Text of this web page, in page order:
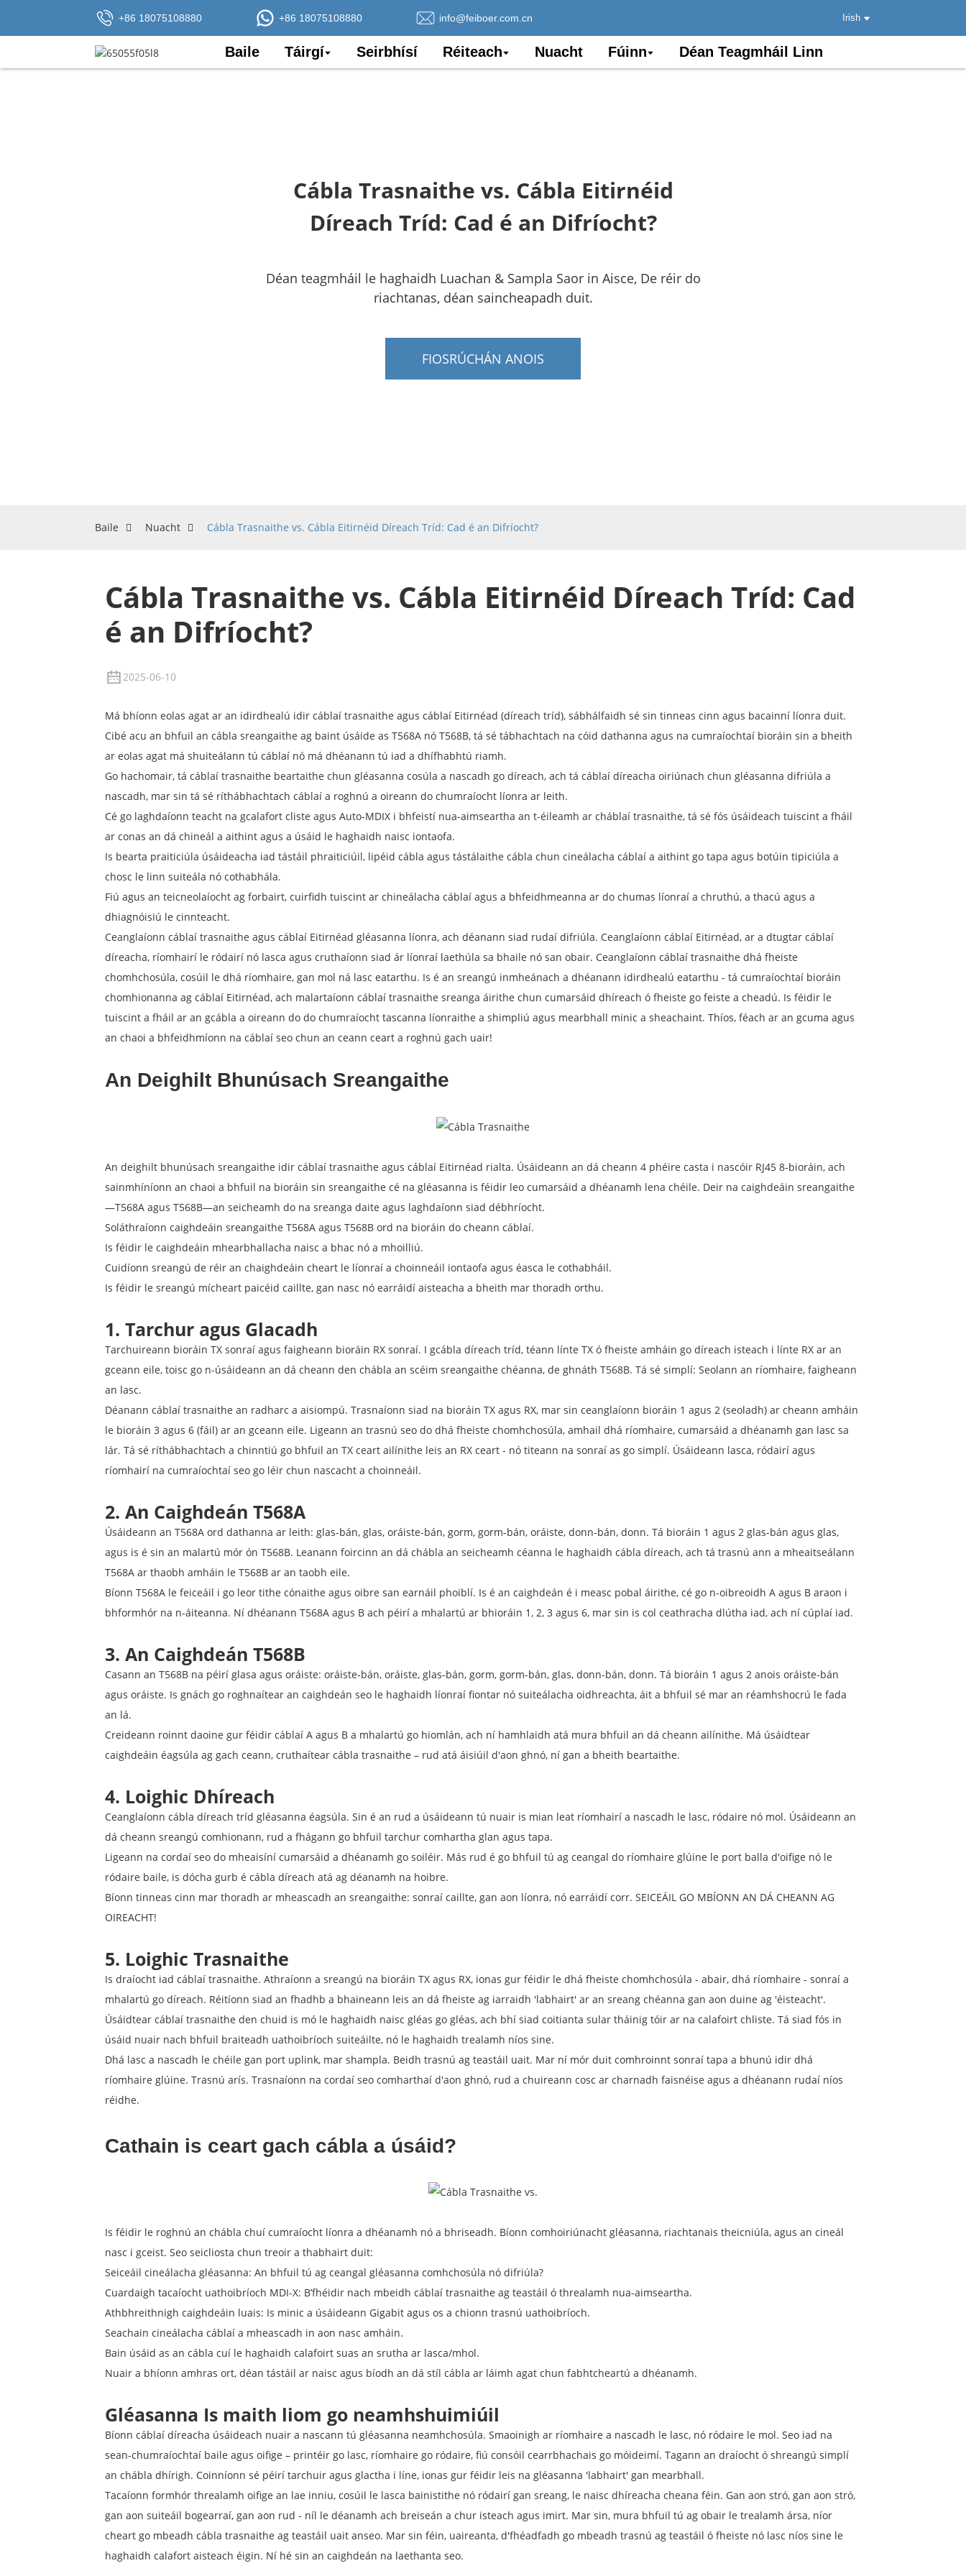
+86 18075108880 +86 18075108880 info@feiboer.com.cn Irish
Baile Táirgí Seirbhísí Réiteach Nuacht Fúinn Déan Teagmháil Linn
Cábla Trasnaithe vs. Cábla Eitirnéid
Díreach Tríd: Cad é an Difríocht?
Déan teagmháil le haghaidh Luachan & Sampla Saor in Aisce, De réir do
riachtanas, déan saincheapadh duit.
FIOSRÚCHÁN ANOIS
Baile Nuacht Cábla Trasnaithe vs. Cábla Eitirnéid Díreach Tríd: Cad é an Difríocht?
Cábla Trasnaithe vs. Cábla Eitirnéid Díreach Tríd: Cad
é an Difríocht?
2025-06-10
Má bhíonn eolas agat ar an idirdhealú idir cáblaí trasnaithe agus cáblaí Eitirnéad (díreach tríd), sábhálfaidh sé sin tinneas cinn agus bacainní líonra duit.
Cibé acu an bhfuil an cábla sreangaithe ag baint úsáide as T568A nó T568B, tá sé tábhachtach na cóid dathanna agus na cumraíochtaí bioráin sin a bheith
ar eolas agat má shuiteálann tú cáblaí nó má dhéanann tú iad a dhífhabhtú riamh.
Go hachomair, tá cáblaí trasnaithe beartaithe chun gléasanna cosúla a nascadh go díreach, ach tá cáblaí díreacha oiriúnach chun gléasanna difriúla a
nascadh, mar sin tá sé ríthábhachtach cáblaí a roghnú a oireann do chumraíocht líonra ar leith.
Cé go laghdaíonn teacht na gcalafort cliste agus Auto-MDIX i bhfeistí nua-aimseartha an t-éileamh ar cháblaí trasnaithe, tá sé fós úsáideach tuiscint a fháil
ar conas an dá chineál a aithint agus a úsáid le haghaidh naisc iontaofa.
Is bearta praiticiúla úsáideacha iad tástáil phraiticiúil, lipéid cábla agus tástálaithe cábla chun cineálacha cáblaí a aithint go tapa agus botúin tipiciúla a
chosc le linn suiteála nó cothabhála.
Fiú agus an teicneolaíocht ag forbairt, cuirfidh tuiscint ar chineálacha cáblaí agus a bhfeidhmeanna ar do chumas líonraí a chruthú, a thacú agus a
dhiagnóisiú le cinnteacht.
Ceanglaíonn cáblaí trasnaithe agus cáblaí Eitirnéad gléasanna líonra, ach déanann siad rudaí difriúla. Ceanglaíonn cáblaí Eitirnéad, ar a dtugtar cáblaí
díreacha, ríomhairí le ródairí nó lasca agus cruthaíonn siad ár líonraí laethúla sa bhaile nó san obair. Ceanglaíonn cáblaí trasnaithe dhá fheiste
chomhchosúla, cosúil le dhá ríomhaire, gan mol ná lasc eatarthu. Is é an sreangú inmheánach a dhéanann idirdhealú eatarthu - tá cumraíochtaí bioráin
chomhionanna ag cáblaí Eitirnéad, ach malartaíonn cáblaí trasnaithe sreanga áirithe chun cumarsáid dhíreach ó fheiste go feiste a cheadú. Is féidir le
tuiscint a fháil ar an gcábla a oireann do do chumraíocht tascanna líonraithe a shimpliú agus mearbhall minic a sheachaint. Thíos, féach ar an gcuma agus
an chaoi a bhfeidhmíonn na cáblaí seo chun an ceann ceart a roghnú gach uair!
An Deighilt Bhunúsach Sreangaithe
An deighilt bhunúsach sreangaithe idir cáblaí trasnaithe agus cáblaí Eitirnéad rialta. Úsáideann an dá cheann 4 phéire casta i nascóir RJ45 8-bioráin, ach
sainmhíníonn an chaoi a bhfuil na bioráin sin sreangaithe cé na gléasanna is féidir leo cumarsáid a dhéanamh lena chéile. Deir na caighdeáin sreangaithe
—T568A agus T568B—an seicheamh do na sreanga daite agus laghdaíonn siad débhríocht.
Soláthraíonn caighdeáin sreangaithe T568A agus T568B ord na bioráin do cheann cáblaí.
Is féidir le caighdeáin mhearbhallacha naisc a bhac nó a mhoilliú.
Cuidíonn sreangú de réir an chaighdeáin cheart le líonraí a choinneáil iontaofa agus éasca le cothabháil.
Is féidir le sreangú mícheart paicéid caillte, gan nasc nó earráidí aisteacha a bheith mar thoradh orthu.
1. Tarchur agus Glacadh
Tarchuireann bioráin TX sonraí agus faigheann bioráin RX sonraí. I gcábla díreach tríd, téann línte TX ó fheiste amháin go díreach isteach i línte RX ar an
gceann eile, toisc go n-úsáideann an dá cheann den chábla an scéim sreangaithe chéanna, de ghnáth T568B. Tá sé simplí: Seolann an ríomhaire, faigheann
an lasc.
Déanann cáblaí trasnaithe an radharc a aisiompú. Trasnaíonn siad na bioráin TX agus RX, mar sin ceanglaíonn bioráin 1 agus 2 (seoladh) ar cheann amháin
le bioráin 3 agus 6 (fáil) ar an gceann eile. Ligeann an trasnú seo do dhá fheiste chomhchosúla, amhail dhá ríomhaire, cumarsáid a dhéanamh gan lasc sa
lár. Tá sé ríthábhachtach a chinntiú go bhfuil an TX ceart ailínithe leis an RX ceart - nó titeann na sonraí as go simplí. Úsáideann lasca, ródairí agus
ríomhairí na cumraíochtaí seo go léir chun nascacht a choinneáil.
2. An Caighdeán T568A
Úsáideann an T568A ord dathanna ar leith: glas-bán, glas, oráiste-bán, gorm, gorm-bán, oráiste, donn-bán, donn. Tá bioráin 1 agus 2 glas-bán agus glas,
agus is é sin an malartú mór ón T568B. Leanann foircinn an dá chábla an seicheamh céanna le haghaidh cábla díreach, ach tá trasnú ann a mheaitseálann
T568A ar thaobh amháin le T568B ar an taobh eile.
Bíonn T568A le feiceáil i go leor tithe cónaithe agus oibre san earnáil phoiblí. Is é an caighdeán é i measc pobal áirithe, cé go n-oibreoidh A agus B araon i
bhformhór na n-áiteanna. Ní dhéanann T568A agus B ach péirí a mhalartú ar bhioráin 1, 2, 3 agus 6, mar sin is col ceathracha dlútha iad, ach ní cúplaí iad.
3. An Caighdeán T568B
Casann an T568B na péirí glasa agus oráiste: oráiste-bán, oráiste, glas-bán, gorm, gorm-bán, glas, donn-bán, donn. Tá bioráin 1 agus 2 anois oráiste-bán
agus oráiste. Is gnách go roghnaítear an caighdeán seo le haghaidh líonraí fiontar nó suiteálacha oidhreachta, áit a bhfuil sé mar an réamhshocrú le fada
an lá.
Creideann roinnt daoine gur féidir cáblaí A agus B a mhalartú go hiomlán, ach ní hamhlaidh atá mura bhfuil an dá cheann ailínithe. Má úsáidtear
caighdeáin éagsúla ag gach ceann, cruthaítear cábla trasnaithe – rud atá áisiúil d'aon ghnó, ní gan a bheith beartaithe.
4. Loighic Dhíreach
Ceanglaíonn cábla díreach tríd gléasanna éagsúla. Sin é an rud a úsáideann tú nuair is mian leat ríomhairí a nascadh le lasc, ródaire nó mol. Úsáideann an
dá cheann sreangú comhionann, rud a fhágann go bhfuil tarchur comhartha glan agus tapa.
Ligeann na cordaí seo do mheaisíní cumarsáid a dhéanamh go soiléir. Más rud é go bhfuil tú ag ceangal do ríomhaire glúine le port balla d'oifige nó le
ródaire baile, is dócha gurb é cábla díreach atá ag déanamh na hoibre.
Bíonn tinneas cinn mar thoradh ar mheascadh an sreangaithe: sonraí caillte, gan aon líonra, nó earráidí corr. SEICEÁIL GO MBÍONN AN DÁ CHEANN AG
OIREACHT!
5. Loighic Trasnaithe
Is draíocht iad cáblaí trasnaithe. Athraíonn a sreangú na bioráin TX agus RX, ionas gur féidir le dhá fheiste chomhchosúla - abair, dhá ríomhaire - sonraí a
mhalartú go díreach. Réitíonn siad an fhadhb a bhaineann leis an dá fheiste ag iarraidh 'labhairt' ar an sreang chéanna gan aon duine ag 'éisteacht'.
Úsáidtear cáblaí trasnaithe den chuid is mó le haghaidh naisc gléas go gléas, ach bhí siad coitianta sular tháinig tóir ar na calafoirt chliste. Tá siad fós in
úsáid nuair nach bhfuil braiteadh uathoibríoch suiteáilte, nó le haghaidh trealamh níos sine.
Dhá lasc a nascadh le chéile gan port uplink, mar shampla. Beidh trasnú ag teastáil uait. Mar ní mór duit comhroinnt sonraí tapa a bhunú idir dhá
ríomhaire glúine. Trasnú arís. Trasnaíonn na cordaí seo comharthaí d'aon ghnó, rud a chuireann cosc ​​ar charnadh faisnéise agus a dhéanann rudaí níos
réidhe.
Cathain is ceart gach cábla a úsáid?
Is féidir le roghnú an chábla chuí cumraíocht líonra a dhéanamh nó a bhriseadh. Bíonn comhoiriúnacht gléasanna, riachtanais theicniúla, agus an cineál
nasc i gceist. Seo seicliosta chun treoir a thabhairt duit:
Seiceáil cineálacha gléasanna: An bhfuil tú ag ceangal gléasanna comhchosúla nó difriúla?
Cuardaigh tacaíocht uathoibríoch MDI-X: B’fhéidir nach mbeidh cáblaí trasnaithe ag teastáil ó threalamh nua-aimseartha.
Athbhreithnigh caighdeáin luais: Is minic a úsáideann Gigabit agus os a chionn trasnú uathoibríoch.
Seachain cineálacha cáblaí a mheascadh in aon nasc amháin.
Bain úsáid as an cábla cuí le haghaidh calafoirt suas an srutha ar lasca/mhol.
Nuair a bhíonn amhras ort, déan tástáil ar naisc agus bíodh an dá stíl cábla ar láimh agat chun fabhtcheartú a dhéanamh.
Gléasanna Is maith liom go neamhshuimiúil
Bíonn cáblaí díreacha úsáideach nuair a nascann tú gléasanna neamhchosúla. Smaoinigh ar ríomhaire a nascadh le lasc, nó ródaire le mol. Seo iad na
sean-chumraíochtaí baile agus oifige – printéir go lasc, ríomhaire go ródaire, fiú consóil cearrbhachais go móideimí. Tagann an draíocht ó shreangú simplí
an chábla dhírigh. Coinníonn sé péirí tarchuir agus glactha i líne, ionas gur féidir leis na gléasanna 'labhairt' gan mearbhall.
Tacaíonn formhór threalamh oifige an lae inniu, cosúil le lasca bainistithe nó ródairí gan sreang, le naisc dhíreacha cheana féin. Gan aon stró, gan aon stró,
gan aon suiteáil bogearraí, gan aon rud - níl le déanamh ach breiseán a chur isteach agus imirt. Mar sin, mura bhfuil tú ag obair le trealamh ársa, níor
cheart go mbeadh cábla trasnaithe ag teastáil uait anseo. Mar sin féin, uaireanta, d'fhéadfadh go mbeadh trasnú ag teastáil ó fheiste nó lasc níos sine le
haghaidh calafort aisteach éigin. Ní hé sin an caighdeán na laethanta seo.